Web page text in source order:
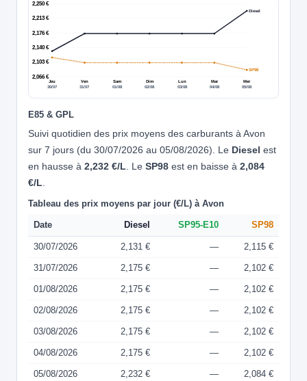
2,066 €
2,103 €
2,140 €
2,176 €
2,213 €
2,250 €
Jeu
30/07
Ven
31/07
Sam
01/08
Dim
02/08
Lun
03/08
Mar
04/08
Mer
05/08
Diesel
SP98
E85 & GPL
Suivi quotidien des prix moyens des carburants à Avon
sur 7 jours (du 30/07/2026 au 05/08/2026). Le Diesel est
en hausse à 2,232 €/L . Le SP98 est en baisse à 2,084
€/L
Tableau des prix moyens par jour (€/L) à Avon
Date Diesel SP95-E10 SP98
30/07/2026 2,131 € — 2,115 €
31/07/2026 2,175 € — 2,102 €
01/08/2026 2,175 € — 2,102 €
02/08/2026 2,175 € — 2,102 €
03/08/2026 2,175 € — 2,102 €
04/08/2026 2,175 € — 2,102 €
05/08/2026 2,232 € — 2,084 €